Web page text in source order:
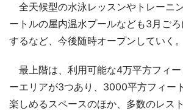
全天候型の水泳レッスンやトレーニ
ートルの屋内温水プールなども3月ご
するなど、今後随時オープンしていく。
最上階は、利用可能な4万平方フィー
ーエリアが3つあり、3000平方フィー
楽しめるスペースのほか、多数のレス